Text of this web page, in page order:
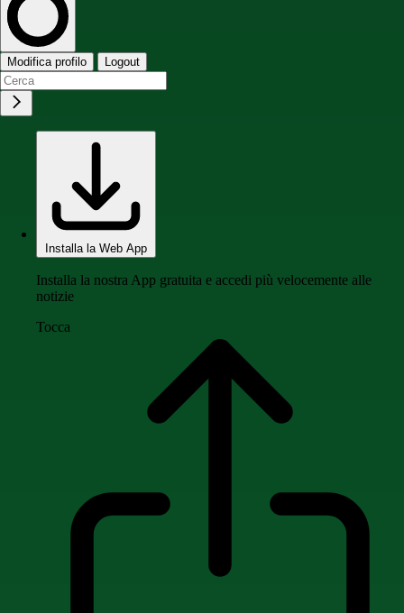
Modifica profilo Logout
Installa la Web App
Installa la nostra App gratuita e accedi più velocemente alle
notizie
Tocca